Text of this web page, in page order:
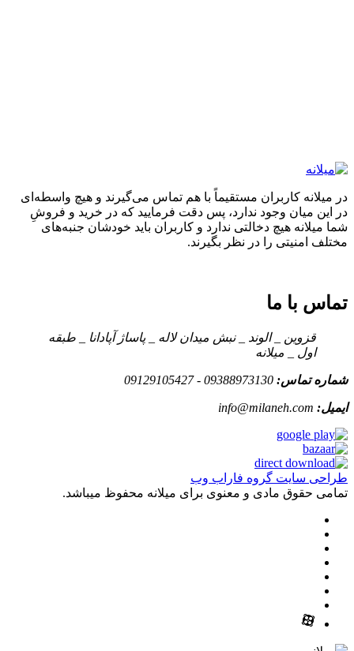
در میلانه کاربران مستقیماً با هم تماس می‌گیرند و هیچ واسطه‌ای
در این میان وجود ندارد، پس دقت فرمایید که در خرید و فروشِ
شما میلانه هیچ دخالتی ندارد و کاربران باید خودشان جنبه‌های
مختلف امنیتی را در نظر بگیرند.
تماس با ما
قزوین _ الوند _ نبش میدان لاله _ پاساژ آپادانا _ طبقه
اول _ میلانه
شماره تماس: 09388973130 - 09129105427
ایمیل: info@milaneh.com
طراحی سایت گروه فاراب وب
تمامی حقوق مادی و معنوی برای میلانه محفوظ میباشد.